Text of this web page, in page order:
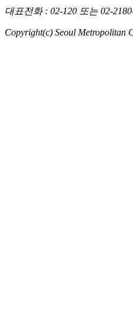
대표전화: 02-120 또는 02-
Copyright(c) Seoul Metropolitan